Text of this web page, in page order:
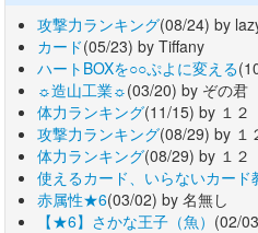
攻撃力ランキング(08/24) by
カード(05/23) by Tiffany
ハートBOXを○○ぷよに変える
☼造山工業☼(03/20) by ぞの君
体力ランキング(11/15) by １２
攻撃力ランキング(08/29) by １
体力ランキング(08/29) by １２
使えるカード、いらないカード
赤属性★6(03/02) by 名無し
【★6】さかな王子（魚） (02/